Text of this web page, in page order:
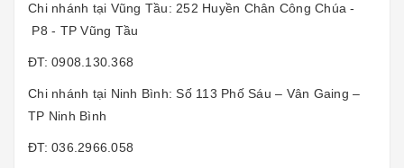
Chi nhánh tại Vũng Tầu: 252 Huyền Chân Công Chúa -
P8 - TP Vũng Tầu
ĐT: 0908.130.368
Chi nhánh tại Ninh Bình: Số 113 Phố Sáu – Vân Gaing –
TP Ninh Bình
ĐT: 036.2966.058